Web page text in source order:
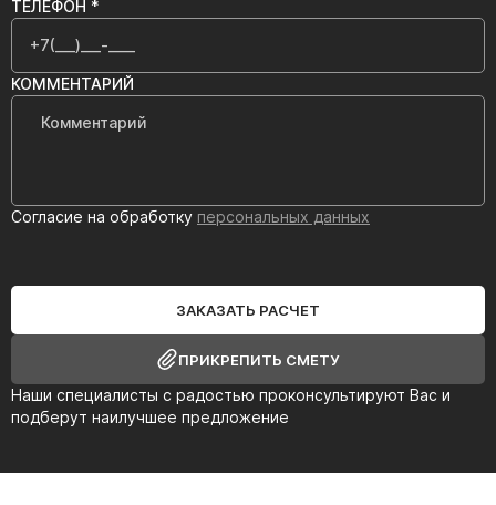
Наши специалисты с радостью проконсультируют Вас и
подберут наилучшее предложение
ТЕЛЕФОН *
КОММЕНТАРИЙ
Согласие на обработку персональных данных
ЗАКАЗАТЬ РАСЧЕТ
ПРИКРЕПИТЬ СМЕТУ